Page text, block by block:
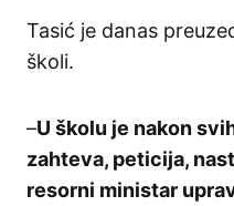
Tasić je danas
školi.
–U školu je nakon
zahteva, peticija,
resorni ministar